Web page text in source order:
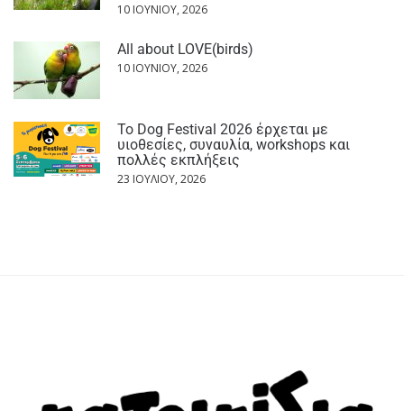
10 ΙΟΥΝΊΟΥ, 2026
All about LOVE(birds)
10 ΙΟΥΝΊΟΥ, 2026
Το Dog Festival 2026 έρχεται με
υιοθεσίες, συναυλία, workshops και
πολλές εκπλήξεις
23 ΙΟΥΛΊΟΥ, 2026